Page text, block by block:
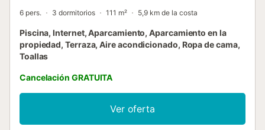
6 pers. 3 dormitorios 111 m² 5,9 km de la costa
Piscina, Internet, Aparcamiento, Aparcamiento en la
propiedad, Terraza, Aire acondicionado, Ropa de cama,
Toallas
Cancelación GRATUITA
Ver oferta